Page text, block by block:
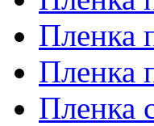
Пленка
Пленка
Пленка